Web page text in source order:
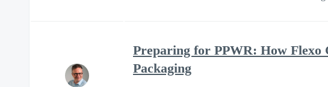
Preparing for PPWR: How Flexo
Packaging